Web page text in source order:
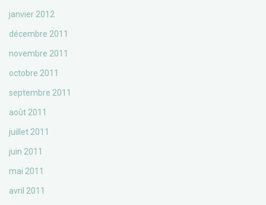
janvier 2012
décembre 2011
novembre 2011
octobre 2011
septembre 2011
août 2011
juillet 2011
juin 2011
mai 2011
avril 2011